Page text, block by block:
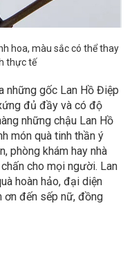
hoa, màu sắc có thể thay
thực tế
những gốc Lan Hồ Điệp
đủ đầy và có độ
những chậu Lan Hồ
món quà tinh thần ý
phòng khám hay nhà
cho mọi người. Lan
hoàn hảo, đại diện
ơn đến sếp nữ, đồng